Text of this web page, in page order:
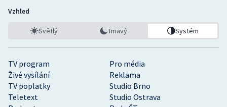
TV program
Pro média
Živé vysílání
Reklama
TV poplatky
Studio Brno
Teletext
Studio Ostrava
Vzhled
Světlý Tmavý Systém